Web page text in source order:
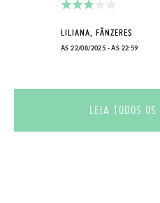
LILIANA, FÂNZERES
ÀS 22/08/2025 - ÀS 22:59
LEIA TODOS OS